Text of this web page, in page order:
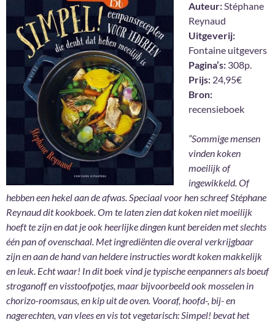
Auteur:Stéphane
Reynaud
Uitgeverij:
Fontaine uitgevers
Pagina’s: 308p.
Prijs: 24,95€
Bron:
recensieboek
“Sommige mensen
vinden koken
moeilijk of
ingewikkeld. Of
hebben een hekel aan de afwas. Speciaal voor hen schreef Stéphane
Reynaud dit kookboek. Om te laten zien dat koken niet moeilijk
hoeft te zijn en dat je ook heerlijke dingen kunt bereiden met slechts
één pan of ovenschaal. Met ingrediënten die overal verkrijgbaar
zijn en aan de hand van heldere instructies wordt koken makkelijk
en leuk. Echt waar! In dit boek vind je typische eenpanners als boeuf
stroganoff en visstoofpotjes, maar bijvoorbeeld ook mosselen in
chorizo-roomsaus, en kip uit de oven. Vooraf, hoofd-, bij- en
nagerechten, van vlees en vis tot vegetarisch: Simpel! bevat het